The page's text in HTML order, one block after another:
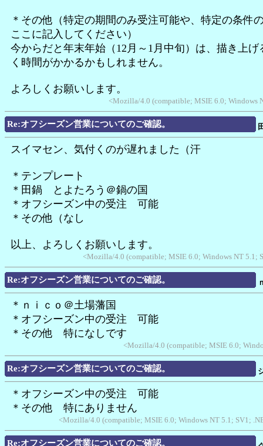
＊その他（特定の期間のみ受注可能や、特定の条件
ここに記入してください）
今からだと年末年始（12月～1月中旬）は、描き上げ
く時間がかかるかもしれません。
よろしくお願いします。
<Mozilla/4.0 (compatible; MSIE 6.0; Windows
Re:オフシーズン営業についてのご確認。
スイマセン、気付くのが遅れました（汗
＊テンプレート
＊田鍋 とよたろう＠鍋の国
＊オフシーズン中の受注 可能
＊その他（なし
以上、よろしくお願いします。
<Mozilla/4.0 (compatible; MSIE 6.0; Windows NT 5.1;
Re:オフシーズン営業についてのご確認。
＊ｎｉｃｏ＠土場藩国
＊オフシーズン中の受注 可能
＊その他 特になしです
<Mozilla/4.0 (compatible; MSIE 6.0;
Re:オフシーズン営業についてのご確認。
＊オフシーズン中の受注 可能
＊その他 特にありません
<Mozilla/4.0 (compatible; MSIE 6.0; Windows NT 5.1; SV1;
Re:オフシーズン営業についてのご確認。